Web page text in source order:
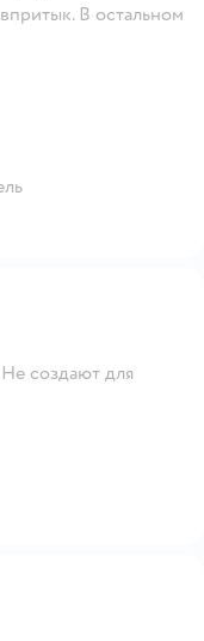
В остальном
создают для